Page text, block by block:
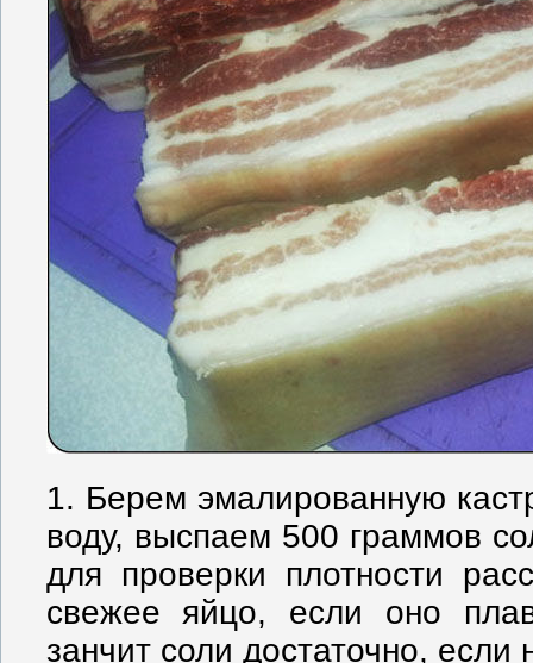
1. Берем эмалированную
воду, выспаем 500 граммов
для проверки плотности
свежее яйцо, если оно
занчит соли достаточно,